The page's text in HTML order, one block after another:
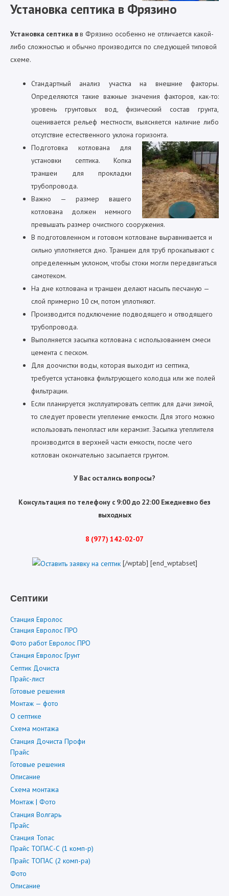
Септики
Станция Евролос
Станция Евролос ПРО
Фото работ Евролос ПРО
Станция Евролос Грунт
Септик Дочиста
Прайс-лист
Готовые решения
Монтаж — фото
О септике
Схема монтажа
Станция Дочиста Профи
Прайс
Готовые решения
Описание
Схема монтажа
Монтаж | Фото
Станция Волгарь
Прайс
Станция Топас
Прайс ТОПАС-С (1 комп-р)
Прайс ТОПАС (2 комп-ра)
Фото
Описание
Установка септика в Фрязино
Установка септика вв Фрязино особенно не отличается какой-
либо сложностью и обычно производится по следующей типовой
схеме.
Стандартный анализ участка на внешние факторы.
Определяются такие важные значения факторов, как-то:
уровень грунтовых вод, физический состав грунта,
оценивается рельеф местности, выясняется наличие либо
отсутствие естественного уклона горизонта.
Подготовка котлована для
установки септика. Копка
траншеи для прокладки
трубопровода.
Важно — размер вашего
котлована должен немного
превышать размер очистного сооружения.
В подготовленном и готовом котловане выравнивается и
сильно уплотняется дно. Траншеи для труб прокапывают с
определенным уклоном, чтобы стоки могли передвигаться
самотеком.
На дне котлована и траншеи делают насыпь песчаную —
слой примерно 10 см, потом уплотняют.
Производится подключение подводящего и отводящего
трубопровода.
Выполняется засыпка котлована с использованием смеси
цемента с песком.
Для доочистки воды, которая выходит из септика,
требуется установка фильтрующего колодца или же полей
фильтрации.
Если планируется эксплуатировать септик для дачи зимой,
то следует провести утепление емкости. Для этого можно
использовать пенопласт или керамзит. Засыпка утеплителя
производится в верхней части емкости, после чего
котлован окончательно засыпается грунтом.
У Вас остались вопросы?
Консультация по телефону с 9:00 до 22:00 Ежедневно без
выходных
8 (977) 142-02-07
[/wptab] [end_wptabset]